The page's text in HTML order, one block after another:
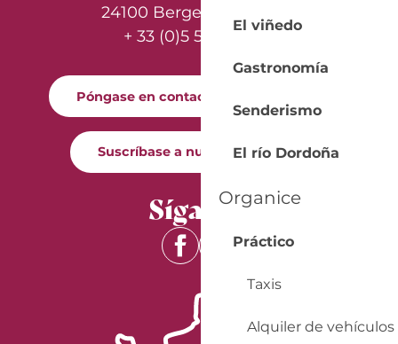
El viñedo
Gastronomía
Senderismo
El río Dordoña
Organice
Práctico
Taxis
Alquiler de vehículos
24100 Bergerac - France
+ 33 (0)5 53 57 03 11
Póngase en contacto con nosotros
Suscríbase a nuestro boletín
Síganos